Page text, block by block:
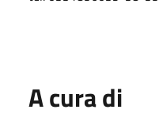
A cura di